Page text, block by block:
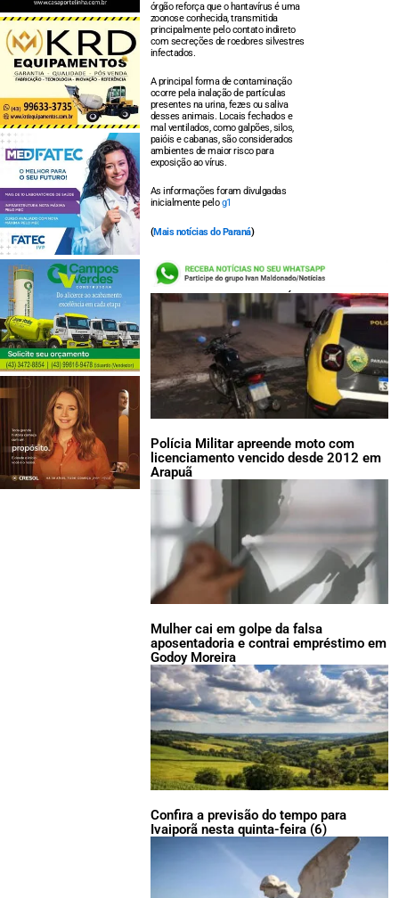
órgão reforça que o hantavírus é uma
zoonose conhecida, transmitida
principalmente pelo contato indireto
com secreções de roedores silvestres
infectados.
A principal forma de contaminação
ocorre pela inalação de partículas
presentes na urina, fezes ou saliva
desses animais. Locais fechados e
mal ventilados, como galpões, silos,
paióis e cabanas, são considerados
ambientes de maior risco para
exposição ao vírus.
As informações foram divulgadas
inicialmente pelog1
(Mais notícias do Paraná)
LEIA TAMBÉM:
Polícia Militar apreende moto com
licenciamento vencido desde 2012 em
Arapuã
Mulher cai em golpe da falsa
aposentadoria e contrai empréstimo em
Godoy Moreira
Confira a previsão do tempo para
Ivaiporã nesta quinta-feira (6)